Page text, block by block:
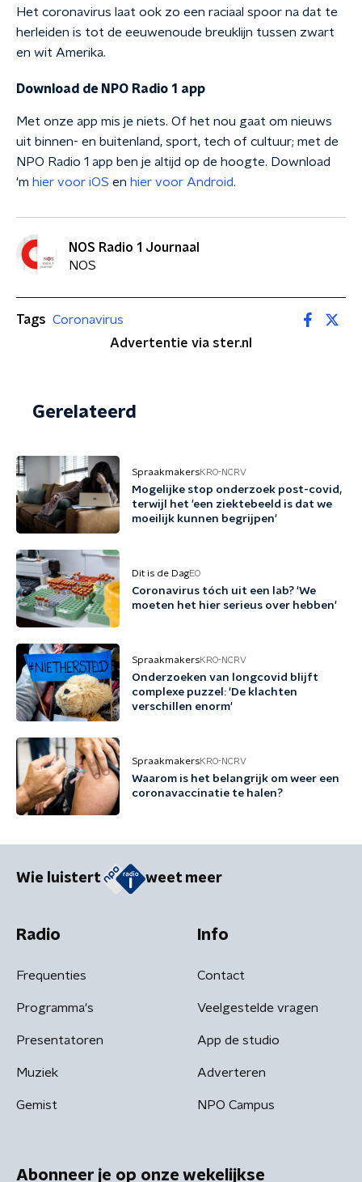
Het coronavirus laat ook zo een raciaal spoor na dat te
herleiden is tot de eeuwenoude breuklijn tussen zwart
en wit Amerika.
Download de NPO Radio 1 app
Met onze app mis je niets. Of het nou gaat om nieuws
uit binnen- en buitenland, sport, tech of cultuur; met de
NPO Radio 1 app ben je altijd op de hoogte. Download
'm hier voor iOS en hier voor Android.
NOS Radio 1 Journaal
NOS
Tags Coronavirus
Advertentie via ster.nl
Gerelateerd
SpraakmakersKRO-NCRV
Mogelijke stop onderzoek post-covid,
terwijl het 'een ziektebeeld is dat we
moeilijk kunnen begrijpen'
Dit is de DagEO
Coronavirus tóch uit een lab? 'We
moeten het hier serieus over hebben'
SpraakmakersKRO-NCRV
Onderzoeken van longcovid blijft
complexe puzzel: 'De klachten
verschillen enorm'
SpraakmakersKRO-NCRV
Waarom is het belangrijk om weer een
coronavaccinatie te halen?
Wie luistert weet meer
Radio
Frequenties
Programma's
Presentatoren
Muziek
Gemist
Info
Contact
Veelgestelde vragen
App de studio
Adverteren
NPO Campus
Abonneer je op onze wekelijkse